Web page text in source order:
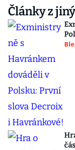
Články z